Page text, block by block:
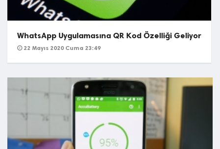
WhatsApp Uygulamasına QR Kod Özelliği Geliyor
22 Mayıs 2020 Cuma 23:49